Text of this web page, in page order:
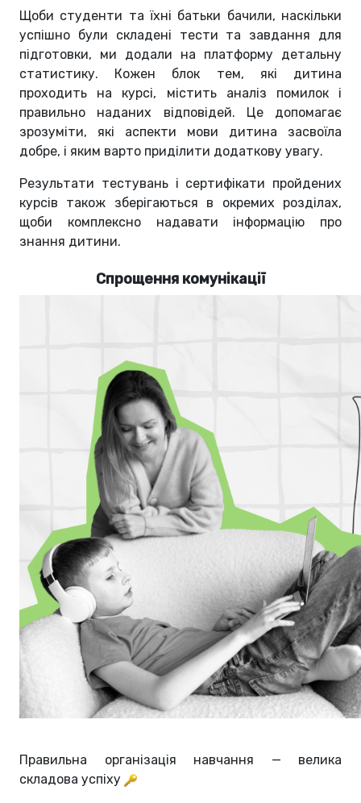
Щоби студенти та їхні батьки бачили, наскільки
успішно були складені тести та завдання для
підготовки, ми додали на платформу детальну
статистику. Кожен блок тем, які дитина
проходить на курсі, містить аналіз помилок і
правильно наданих відповідей. Це допомагає
зрозуміти, які аспекти мови дитина засвоїла
добре, і яким варто приділити додаткову увагу.
Результати тестувань і сертифікати пройдених
курсів також зберігаються в окремих розділах,
щоби комплексно надавати інформацію про
знання дитини.
Спрощення комунікації
Правильна організація навчання — велика
складова успіху